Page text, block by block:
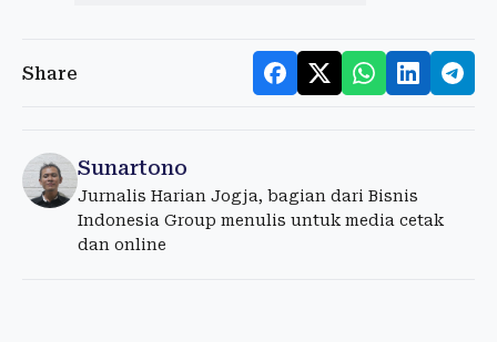
Share
Sunartono
Jurnalis Harian Jogja, bagian dari Bisnis
Indonesia Group menulis untuk media cetak
dan online